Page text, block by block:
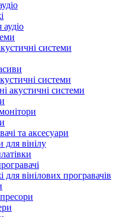
системи
системи
акустичні системи
та аксесуари
для вінілу
для вінілових програвачів